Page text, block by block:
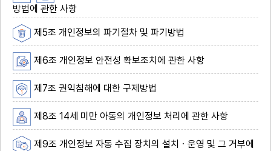
방법에 관한 사항
제5조 개인정보의 파기절차 및 파기방법
제6조 개인정보 안전성 확보조치에 관한 사항
제7조 권익침해에 대한 구제방법
제8조 14세 미만 아동의 개인정보 처리에 관한 사항
제9조 개인정보 자동 수집 장치의 설치ㆍ운영 및 그 거부에